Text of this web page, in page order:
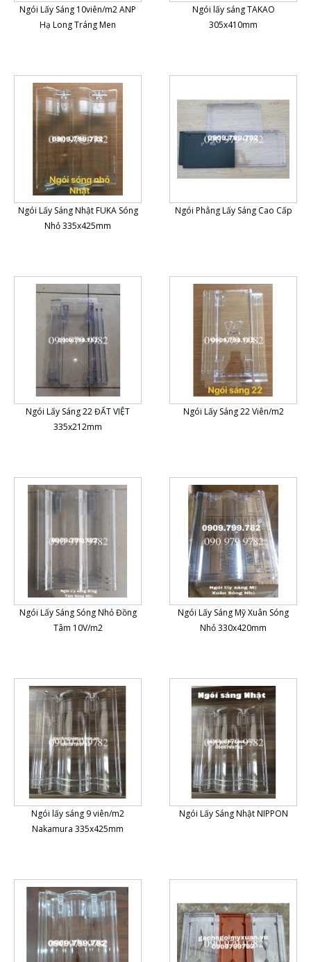
Ngói Lấy Sáng 10viên/m2 ANP
Hạ Long Tráng Men
Ngói lấy sáng TAKAO
305x410mm
Ngói Lấy Sáng Nhật FUKA Sóng
Nhỏ 335x425mm
Ngói Phẳng Lấy Sáng Cao Cấp
Ngói Lấy Sáng 22 ĐẤT VIỆT
335x212mm
Ngói Lấy Sáng 22 Viên/m2
Ngói Lấy Sáng Sóng Nhỏ Đồng
Tâm 10V/m2
Ngói Lấy Sáng Mỹ Xuân Sóng
Nhỏ 330x420mm
Ngói lấy sáng 9 viên/m2
Nakamura 335x425mm
Ngói Lấy Sáng Nhật NIPPON